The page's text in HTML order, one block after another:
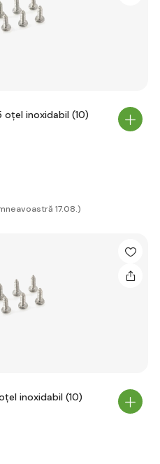
oțel inoxidabil (10)
17.08.)
inoxidabil (10)